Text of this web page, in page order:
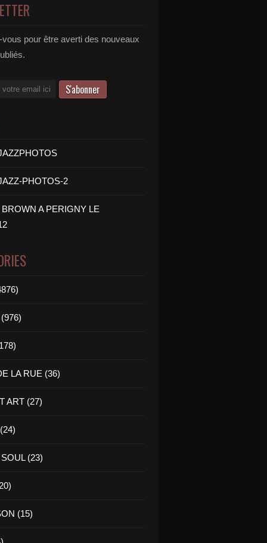
pour être averti des nouveaux
PHOTOS-2
A PERIGNY LE
LA RUE (36)
ART (27)
(23)
(15)